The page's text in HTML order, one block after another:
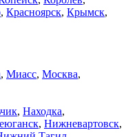
, Красноярск, Крымск,
, Миасс, Москва,
, Находка,
, Нижневартовск,